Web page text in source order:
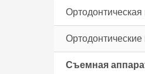
Ортодонтические
Съемная